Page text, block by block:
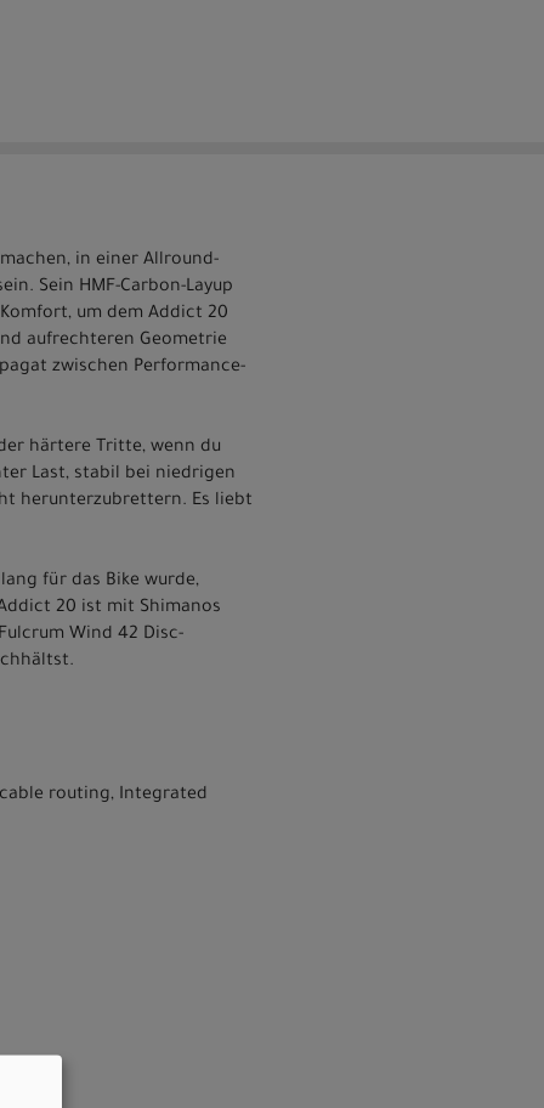
in einer Allround-
Sein HMF-Carbon-Layup
um dem Addict 20
aufrechteren Geometrie
zwischen Performance-
härtere Tritte, wenn du
Last, stabil bei niedrigen
herunterzubrettern. Es liebt
für das Bike wurde,
20 ist mit Shimanos
Wind 42 Disc-
cable routing, Integrated